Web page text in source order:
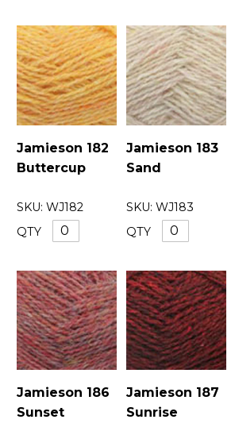
Jamieson 182
Buttercup
SKU: WJ182
QTY
Jamieson 183
Sand
SKU: WJ183
QTY
Jamieson 186
Sunset
Jamieson 187
Sunrise